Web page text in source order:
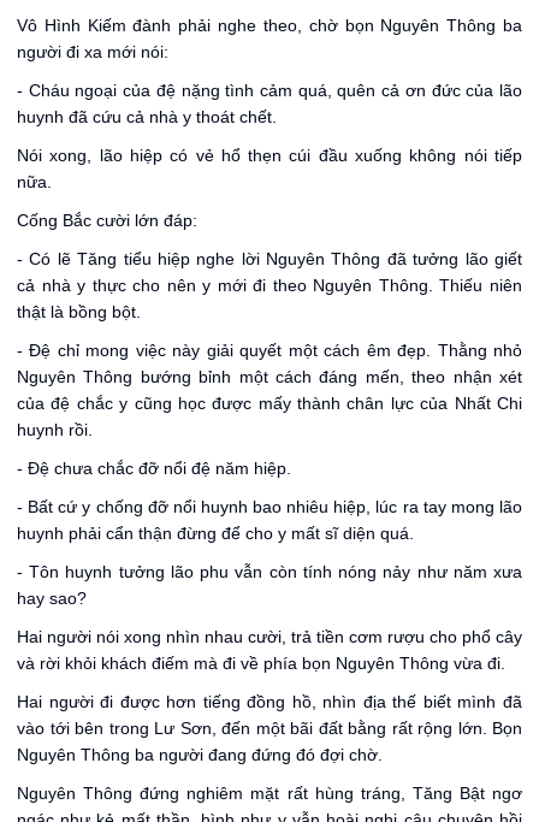
Vô Hình Kiếm đành phải nghe theo, chờ bọn Nguyên Thông ba
người đi xa mới nói:
- Cháu ngoại của đệ nặng tình cảm quá, quên cả ơn đức của lão
huynh đã cứu cả nhà y thoát chết.
Nói xong, lão hiệp có vẻ hổ thẹn cúi đầu xuống không nói tiếp
nữa.
Cống Bắc cười lớn đáp:
- Có lẽ Tăng tiểu hiệp nghe lời Nguyên Thông đã tưởng lão giết
cả nhà y thực cho nên y mới đi theo Nguyên Thông. Thiếu niên
thật là bồng bột.
- Đệ chỉ mong việc này giải quyết một cách êm đẹp. Thằng nhỏ
Nguyên Thông bướng bỉnh một cách đáng mến, theo nhận xét
của đệ chắc y cũng học được mấy thành chân lực của Nhất Chi
huynh rồi.
- Đệ chưa chắc đỡ nổi đệ năm hiệp.
- Bất cứ y chống đỡ nổi huynh bao nhiêu hiệp, lúc ra tay mong lão
huynh phải cẩn thận đừng để cho y mất sĩ diện quá.
- Tôn huynh tưởng lão phu vẫn còn tính nóng nảy như năm xưa
hay sao?
Hai người nói xong nhìn nhau cười, trả tiền cơm rượu cho phổ cây
và rời khỏi khách điếm mà đi về phía bọn Nguyên Thông vừa đi.
Hai người đi được hơn tiếng đồng hồ, nhìn địa thế biết mình đã
vào tới bên trong Lư Sơn, đến một bãi đất bằng rất rộng lớn. Bọn
Nguyên Thông ba người đang đứng đó đợi chờ.
Nguyên Thông đứng nghiêm mặt rất hùng tráng, Tăng Bật ngơ